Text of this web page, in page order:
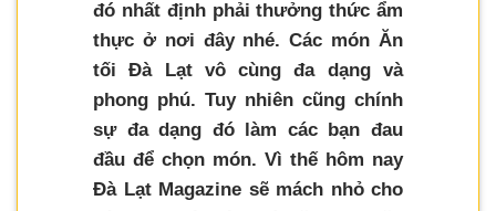
đó nhất định phải thưởng thức ẩm
thực ở nơi đây nhé. Các món Ăn
tối Đà Lạt vô cùng đa dạng và
phong phú. Tuy nhiên cũng chính
sự đa dạng đó làm các bạn đau
đầu để chọn món. Vì thế hôm nay
Đà Lạt Magazine sẽ mách nhỏ cho